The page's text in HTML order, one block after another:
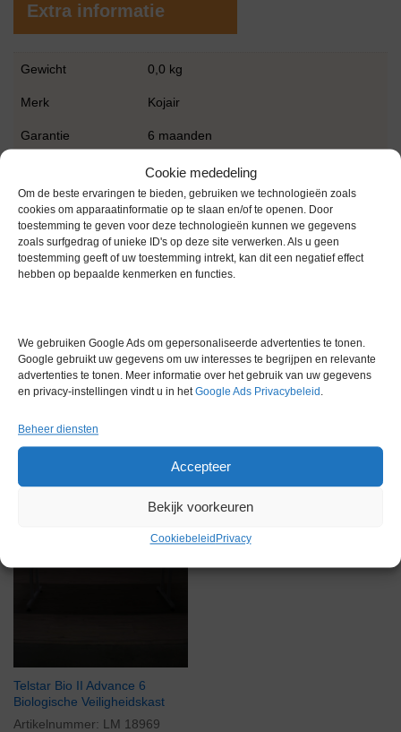
Cookie mededeling
Om de beste ervaringen te bieden, gebruiken we technologieën zoals
cookies om apparaatinformatie op te slaan en/of te openen. Door
toestemming te geven voor deze technologieën kunnen we gegevens
zoals surfgedrag of unieke ID's op deze site verwerken. Als u geen
toestemming geeft of uw toestemming intrekt, kan dit een negatief effect
hebben op bepaalde kenmerken en functies.
We gebruiken Google Ads om gepersonaliseerde advertenties te tonen.
Google gebruikt uw gegevens om uw interesses te begrijpen en relevante
advertenties te tonen. Meer informatie over het gebruik van uw gegevens
en privacy-instellingen vindt u in hetGoogle Ads Privacybeleid .
Beheer diensten
Accepteer
Bekijk voorkeuren
Cookiebeleid Privacy
Extra informatie
Gewicht 0,0 kg
Merk Kojair
Garantie 6 maanden
Gebruikt in goede conditie
Bouwjaar 2023
Gerelateerde producten
Telstar Bio II Advance 6
Biologische Veiligheidskast
Artikelnummer: LM 18969